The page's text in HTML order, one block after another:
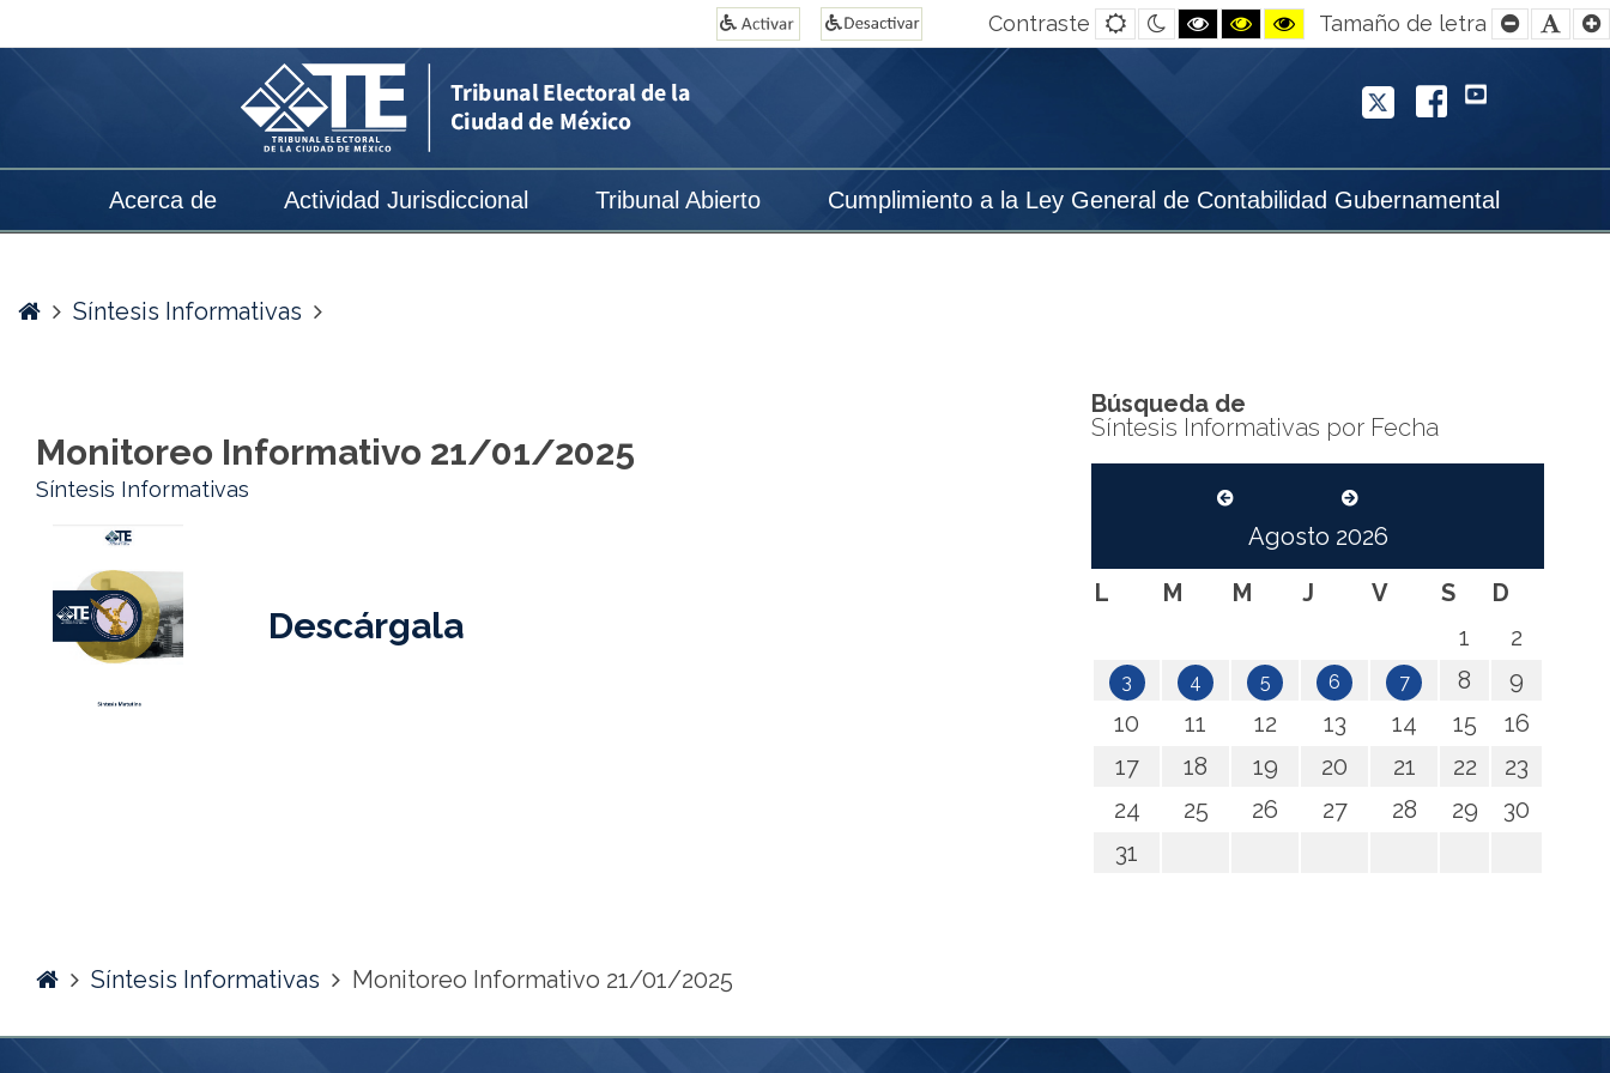
Electoral
Contraste
Default
contrast
Night
contrast
Black
and
Black
and
Yellow
and
contrast
Tamaño de letra
Smaller
FontFont
Acerca de Actividad Jurisdiccional Tribunal Abierto Cumplimiento a la Ley General de Contabilidad Gubernamental
Twitter
Facebook
YouTube
HomeSíntesis Informativas
Monitoreo Informativo 21/01/2025
Síntesis Informativas
Descárgala
Búsqueda de
Síntesis Informativas por Fecha
Agosto 2026
L
M M J V S
D
1
2
3 4 5 6 7 8
9
10
11 12 13 14 15
16
17
18 19 20 21 22
23
24
25 26 27 28 29
30
31
HomeSíntesis Informativas Monitoreo Informativo 21/01/2025